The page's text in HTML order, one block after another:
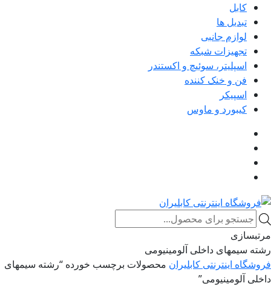
کابل
تبدیل ها
لوازم جانبی
تجهیزات شبکه
اسپلیتر، سوئیچ و اکستندر
فن و خنک کننده
اسپیکر
کیبورد و ماوس
Products
search
مرتبسازی
رشته سیمهای داخلی آلومینیومی
فروشگاه اینترنتی کابلیران محصولات برچسب خورده “رشته سیمهای
داخلی آلومینیومی”